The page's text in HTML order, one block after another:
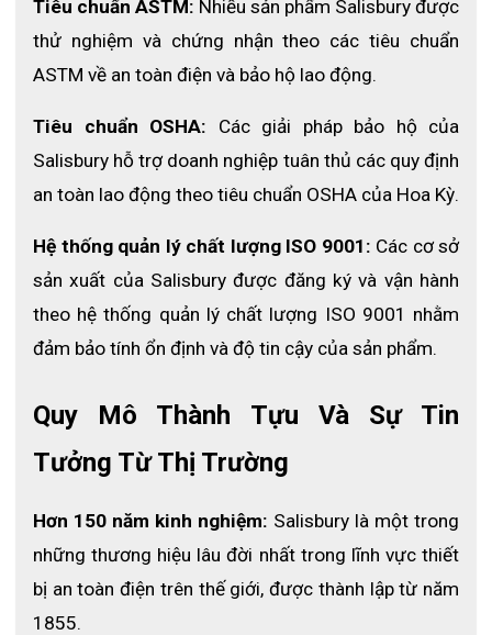
Dù là vai áo cách điện xếp lọi class 3 nhưng độ dày vai áo cách
điện D3RRB-ST
có kết cấu không quá lớn giúp giảm thiểu năng
lượng khi sử dụng cho người dùng. Thêm vào đó, nó cũng
nhận xúc giác.
D3RRB-ST đáp ứng tiêu chuẩn ASTM D1051
Áp dụng cho Sản xuất và thử nghiệm tay áo cách điện bằng
Tay áo cách điện được cung cấp và được chỉ định là Type I
sẽ không phản ứng với ozone và Type II kháng với ozone.
Salisbury D3RRBST thuộc Type I.
Tay áo cách điện có 5 cấp độ khác nhau tùy thuộc đặc tính
điện, chia làm Class 00, Class 0, Class 1, Class 2, Class 3,
Class 4. D3RRBST thuộc Class 3.
thực hành an toàn, sức khỏe và môi trường phù hợp và xác
định khả năng áp dụng các giới hạn quy định trước khi sử
dụng.
ASTM D1051 được xây dựng theo các nguyên tắc được quốc
định về Nguyên tắc Phát triển Tiêu chuẩn, Hướng dẫn và
Khuyến nghị Quốc tế do Ủy ban Rào cản Kỹ thuật của Tổ
chức Thương mại Thế giới (TBT) ban hành
Mua vai áo cách điện D3RRB-ST ở
Tiêu chuẩn ASTM: Nhiều sản phẩm Salisbury được
thử nghiệm và chứng nhận theo các tiêu chuẩn
ASTM về an toàn điện và bảo hộ lao động.
Tiêu chuẩn OSHA: Các giải pháp bảo hộ của
Salisbury hỗ trợ doanh nghiệp tuân thủ các quy định
an toàn lao động theo tiêu chuẩn OSHA của Hoa Kỳ.
Hệ thống quản lý chất lượng ISO 9001: Các cơ sở
sản xuất của Salisbury được đăng ký và vận hành
theo hệ thống quản lý chất lượng ISO 9001 nhằm
đảm bảo tính ổn định và độ tin cậy của sản phẩm.
Quy Mô Thành Tựu Và Sự Tin
Tưởng Từ Thị Trường
Hơn 150 năm kinh nghiệm: Salisbury là một trong
những thương hiệu lâu đời nhất trong lĩnh vực thiết
bị an toàn điện trên thế giới, được thành lập từ năm
1855.